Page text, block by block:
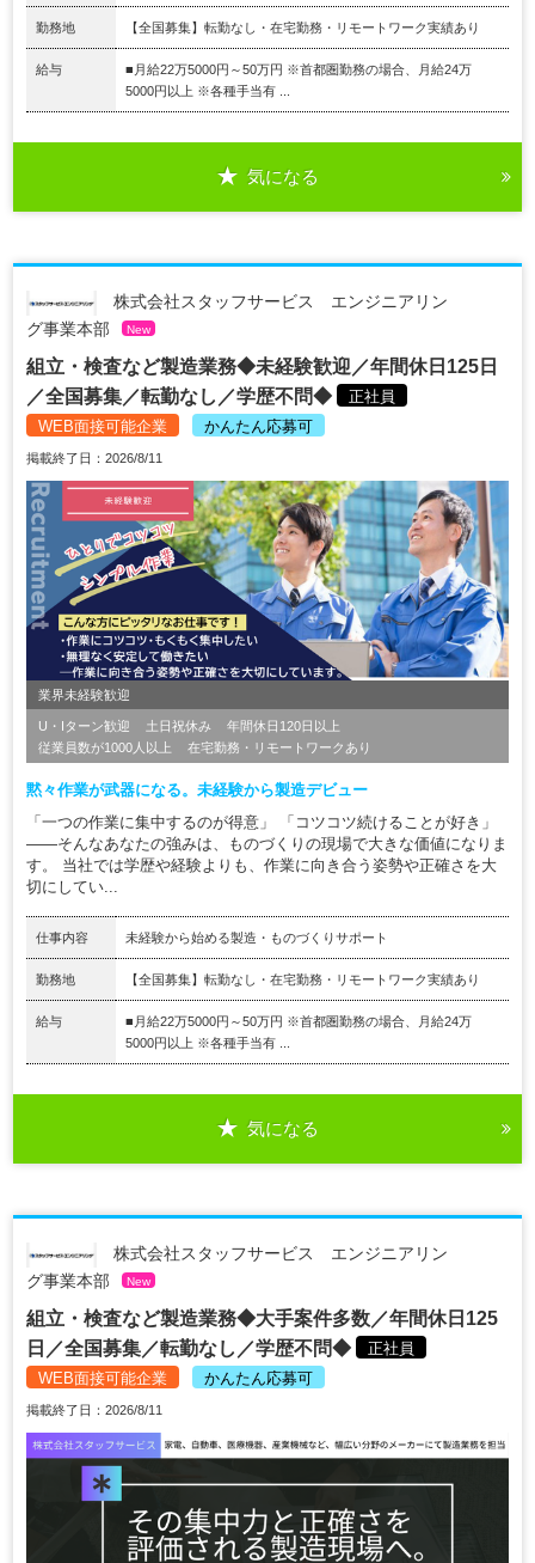
勤務地 【全国募集】転勤なし・在宅勤務・リモートワーク実績あり
給与
■月給22万5000円～50万円 ※首都圏勤務の場合、月給24万
5000円以上 ※各種手当有 ...
気になる
株式会社スタッフサービス エンジニアリン
グ事業本部
New
組立・検査など製造業務◆未経験歓迎／年間休日125日
／全国募集／転勤なし／学歴不問◆
正社員
WEB面接可能企業
かんたん応募可
掲載終了日：2026/8/11
業界未経験歓迎
U・Iターン歓迎 土日祝休み
年間休日120日以上
従業員数が1000人以上
在宅勤務・リモートワークあり
黙々作業が武器になる。未経験から製造デビュー
「一つの作業に集中するのが得意」 「コツコツ続けることが好き」
――そんなあなたの強みは、ものづくりの現場で大きな価値になりま
す。 当社では学歴や経験よりも、作業に向き合う姿勢や正確さを大
切にしてい...
仕事内容 未経験から始める製造・ものづくりサポート
勤務地 【全国募集】転勤なし・在宅勤務・リモートワーク実績あり
給与
■月給22万5000円～50万円 ※首都圏勤務の場合、月給24万
5000円以上 ※各種手当有 ...
気になる
株式会社スタッフサービス エンジニアリン
グ事業本部
New
組立・検査など製造業務◆大手案件多数／年間休日125
日／全国募集／転勤なし／学歴不問◆
正社員
WEB面接可能企業
かんたん応募可
掲載終了日：2026/8/11